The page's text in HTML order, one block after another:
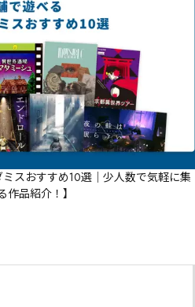
ミスおすすめ10選｜少人数で気軽に集
品紹介！】